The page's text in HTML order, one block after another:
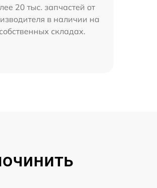
20 тыс. запчастей от
в наличии на
собственных складах.